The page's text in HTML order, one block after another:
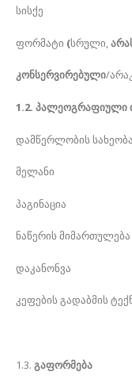
ფორმატი (სრული,
კონსერვირებული/
1.2. პალეოგრაფიული
დამწერლობის
მელანი
ნაწერის
კეფების გადაბმის
1.3. გაფორმება